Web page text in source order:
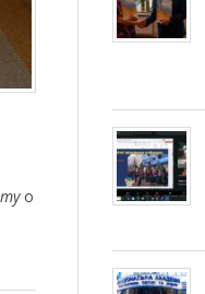
о